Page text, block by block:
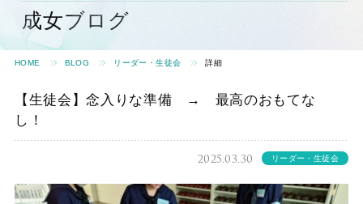
成女ブログ
HOME BLOG リーダー・生徒会 詳細
【生徒会】念入りな準備 → 最高のおもてな
し！
2025.03.30 リーダー・生徒会